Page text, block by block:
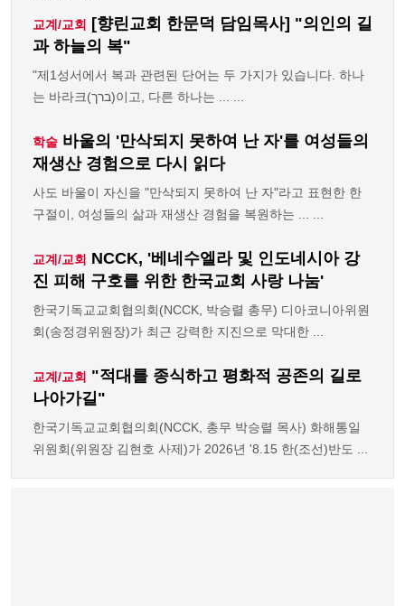
교계/교회 [향린교회 한문덕 담임목사] "의인의 길
과 하늘의 복"
"제1성서에서 복과 관련된 단어는 두 가지가 있습니다. 하나
는 바라크(ברך)이고, 다른 하나는 ... ...
학술 바울의 '만삭되지 못하여 난 자'를 여성들의
재생산 경험으로 다시 읽다
사도 바울이 자신을 "만삭되지 못하여 난 자"라고 표현한 한
구절이, 여성들의 삶과 재생산 경험을 복원하는 ... ...
교계/교회 NCCK, '베네수엘라 및 인도네시아 강
진 피해 구호를 위한 한국교회 사랑 나눔'
한국기독교교회협의회(NCCK, 박승렬 총무) 디아코니아위원
회(송정경위원장)가 최근 강력한 지진으로 막대한 ...
교계/교회 "적대를 종식하고 평화적 공존의 길로
나아가길"
한국기독교교회협의회(NCCK, 총무 박승렬 목사) 화해통일
위원회(위원장 김현호 사제)가 2026년 '8.15 한(조선)반도 ...